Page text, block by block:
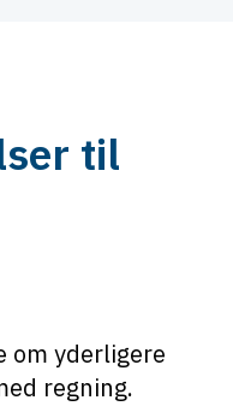
til
om yderligere
regning.